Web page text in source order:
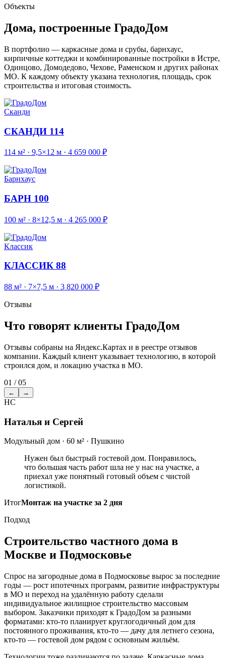
Объекты
Дома, построенные ГрадоДом
В портфолио — каркасные дома и срубы, барнхаус,
кирпичные коттеджи и комбинированные постройки в Истре,
Одинцово, Домодедово, Чехове, Раменском и других районах
МО. К каждому объекту указана технология, площадь, срок
строительства и итоговая стоимость.
Сканди
СКАНДИ 114
114 м² · 9,5×12 м · 4 659 000 ₽
Барнхаус
БАРН 100
100 м² · 8×12,5 м · 4 265 000 ₽
Классик
КЛАССИК 88
88 м² · 7×7,5 м · 3 820 000 ₽
Отзывы
Что говорят клиенты ГрадоДом
Отзывы собраны на Яндекс.Картах и в реестре отзывов
компании. Каждый клиент указывает технологию, в которой
строился дом, и локацию участка в МО.
01 / 05
← →
НС
Наталья и Сергей
Модульный дом · 60 м² · Пушкино
Нужен был быстрый гостевой дом. Понравилось,
что большая часть работ шла не у нас на участке, а
приехал уже понятный готовый объем с чистой
логистикой.
ИтогМонтаж на участке за 2 дня
Подход
Строительство частного дома в
Москве и Подмосковье
Спрос на загородные дома в Подмосковье вырос за последние
годы — рост ипотечных программ, развитие инфраструктуры
в МО и переход на удалённую работу сделали
индивидуальное жилищное строительство массовым
выбором. Заказчики приходят к ГрадоДом за разными
форматами: кто-то планирует круглогодичный дом для
постоянного проживания, кто-то — дачу для летнего сезона,
кто-то — гостевой дом рядом с основным жильём.